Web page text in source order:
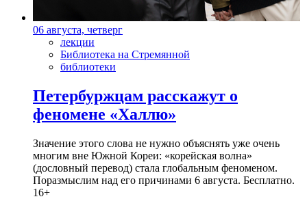
06 августа, четверг
лекции
Библиотека на Стремянной
библиотеки
Петербуржцам расскажут о
феномене «Халлю»
Значение этого слова не нужно объяснять уже очень
многим вне Южной Кореи: «корейская волна»
(дословный перевод) стала глобальным феноменом.
Поразмыслим над его причинами 6 августа. Бесплатно.
16+